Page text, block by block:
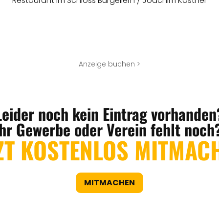
Anzeige buchen >
noch kein Eintrag
Gewerbe oder Verein fehlt
KOSTENLOS
MITMACHEN